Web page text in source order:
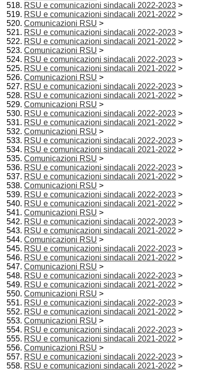
RSU e comunicazioni sindacali 2022-2023 >
RSU e comunicazioni sindacali 2021-2022 >
Comunicazioni RSU >
RSU e comunicazioni sindacali 2022-2023 >
RSU e comunicazioni sindacali 2021-2022 >
Comunicazioni RSU >
RSU e comunicazioni sindacali 2022-2023 >
RSU e comunicazioni sindacali 2021-2022 >
Comunicazioni RSU >
RSU e comunicazioni sindacali 2022-2023 >
RSU e comunicazioni sindacali 2021-2022 >
Comunicazioni RSU >
RSU e comunicazioni sindacali 2022-2023 >
RSU e comunicazioni sindacali 2021-2022 >
Comunicazioni RSU >
RSU e comunicazioni sindacali 2022-2023 >
RSU e comunicazioni sindacali 2021-2022 >
Comunicazioni RSU >
RSU e comunicazioni sindacali 2022-2023 >
RSU e comunicazioni sindacali 2021-2022 >
Comunicazioni RSU >
RSU e comunicazioni sindacali 2022-2023 >
RSU e comunicazioni sindacali 2021-2022 >
Comunicazioni RSU >
RSU e comunicazioni sindacali 2022-2023 >
RSU e comunicazioni sindacali 2021-2022 >
Comunicazioni RSU >
RSU e comunicazioni sindacali 2022-2023 >
RSU e comunicazioni sindacali 2021-2022 >
Comunicazioni RSU >
RSU e comunicazioni sindacali 2022-2023 >
RSU e comunicazioni sindacali 2021-2022 >
Comunicazioni RSU >
RSU e comunicazioni sindacali 2022-2023 >
RSU e comunicazioni sindacali 2021-2022 >
Comunicazioni RSU >
RSU e comunicazioni sindacali 2022-2023 >
RSU e comunicazioni sindacali 2021-2022 >
Comunicazioni RSU >
RSU e comunicazioni sindacali 2022-2023 >
RSU e comunicazioni sindacali 2021-2022 >